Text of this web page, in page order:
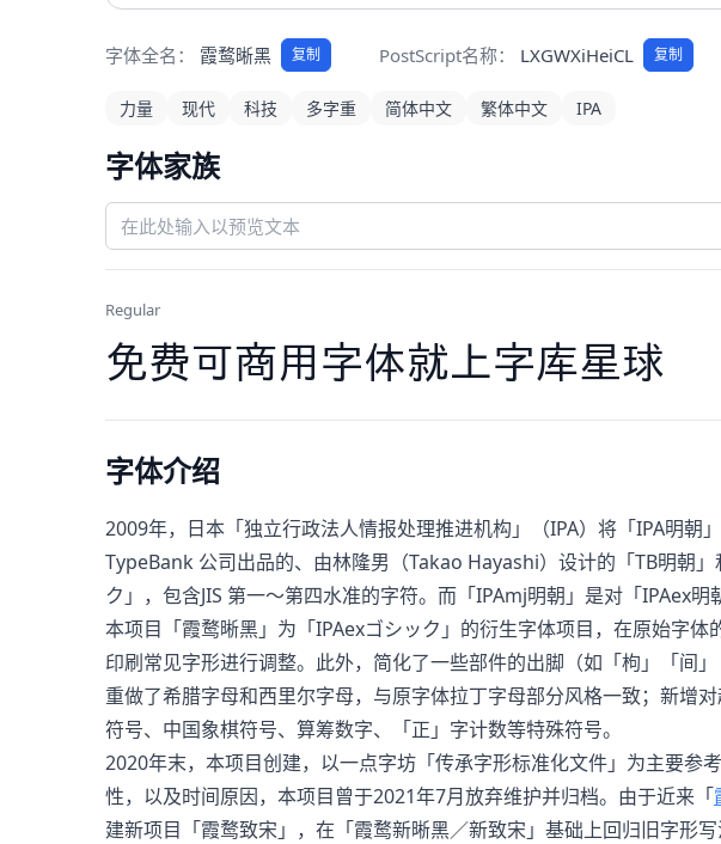
字体全名： 霞鹜晰黑 复制 PostScript名称： LXGWXiHeiCL 复制
力量 现代 科技 多字重 简体中文 繁体中文 IPA
字体家族
Regular
免费可商用字体就上字库星球
字体介绍
2009年，日本「独立行政法人情报处理推进机构」（IPA）将「IPA明
TypeBank 公司出品的、由林隆男（Takao Hayashi）设计的「TB明朝
ク」，包含JIS 第一～第四水准的字符。而「IPAmj明朝」是对「IPAex
本项目「霞鹜晰黑」为「IPAexゴシック」的衍生字体项目，在原始字
印刷常见字形进行调整。此外，简化了一些部件的出脚（如「枸」「间
重做了希腊字母和西里尔字母，与原字体拉丁字母部分风格一致；新增
符号、中国象棋符号、算筹数字、「正」字计数等特殊符号。
2020年末，本项目创建，以一点字坊「传承字形标准化文件」为主要参
性，以及时间原因，本项目曾于2021年7月放弃维护并归档。由于近来「
建新项目「霞鹜致宋」，在「霞鹜新晰黑／新致宋」基础上回归旧字形写